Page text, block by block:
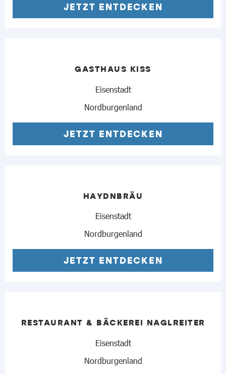
JETZT ENTDECKEN
GASTHAUS KISS
Eisenstadt
Nordburgenland
JETZT ENTDECKEN
HAYDNBRÄU
Eisenstadt
Nordburgenland
JETZT ENTDECKEN
RESTAURANT & BÄCKEREI NAGLREITER
Eisenstadt
Nordburgenland